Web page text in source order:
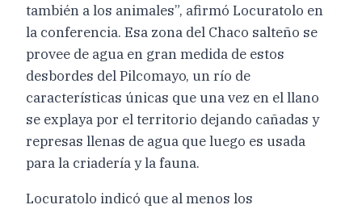
también a los animales”, afirmó Locuratolo en
la conferencia. Esa zona del Chaco salteño se
provee de agua en gran medida de estos
desbordes del Pilcomayo, un río de
características únicas que una vez en el llano
se explaya por el territorio dejando cañadas y
represas llenas de agua que luego es usada
para la criadería y la fauna.
Locuratolo indicó que al menos los